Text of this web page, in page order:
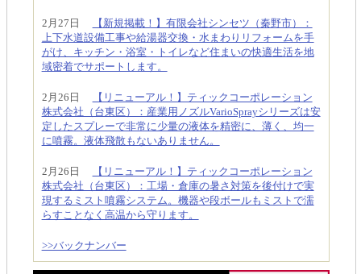
2月27日
【新規掲載！】有限会社シンセツ（秦野市）：
上下水道設備工事や給湯器交換・水まわりリフォームを手
がけ、キッチン・浴室・トイレなど住まいの快適生活を地
域密着でサポートします。
2月26日
【リニューアル！】ティックコーポレーション
株式会社（台東区）：産業用ノズルVarioSprayシリーズは安
定したスプレーで非常に少量の液体を精密に、薄く、均一
に噴霧。液体飛散もないありません。
2月26日
【リニューアル！】ティックコーポレーション
株式会社（台東区）：工場・倉庫の暑さ対策を後付けで実
現するミスト噴霧システム。機器や段ボールもミストで濡
らすことなく高温から守ります。
>>バックナンバー